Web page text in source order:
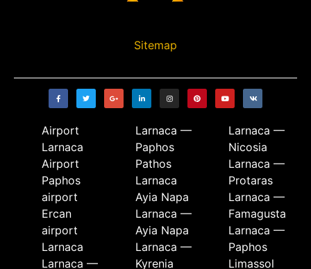
Sitemap
Airport
Larnaca
Airport
Paphos
airport
Ercan
airport
Larnaca
Larnaca —
Larnaca —
Paphos
Pathos
Larnaca
Ayia Napa
Larnaca —
Ayia Napa
Larnaca —
Kyrenia
Larnaca —
Nicosia
Larnaca —
Protaras
Larnaca —
Famagusta
Larnaca —
Paphos
Limassol